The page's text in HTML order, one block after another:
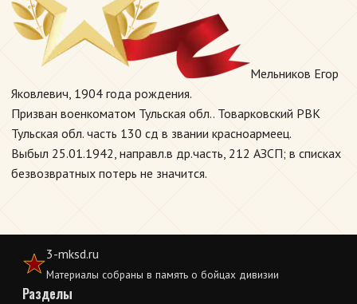
Мельников Егор
Яковлевич, 1904 года рождения.
Призван военкоматом Тульская обл.. Товарковский РВК
Тульская обл. часть 130 сд в звании красноармеец.
Выбыл 25.01.1942, направл.в др.часть, 212 АЗСП; в списках
безвозвратных потерь не значится.
3-mksd.ru
Материалы собраны в память о бойцах дивизии
Разделы